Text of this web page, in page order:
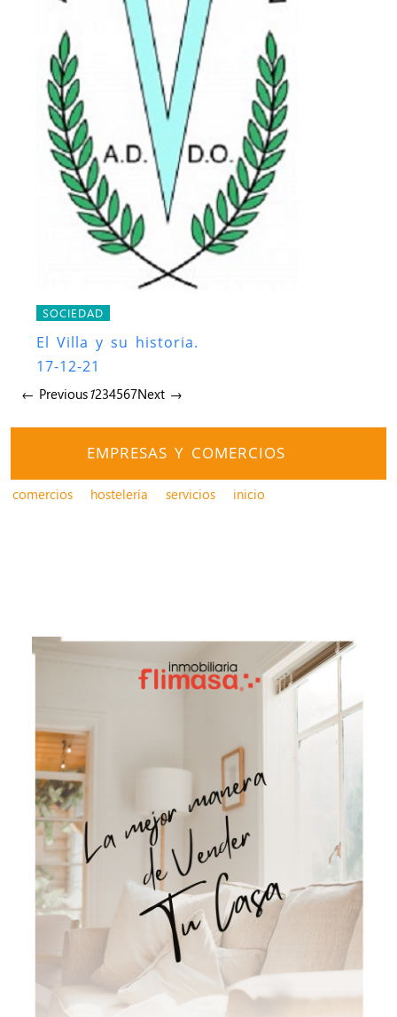
SOCIEDAD
El Villa y su historia.
17-12-21
← Previous1234567Next →
EMPRESAS Y COMERCIOS
comercios hostelería servicios inicio